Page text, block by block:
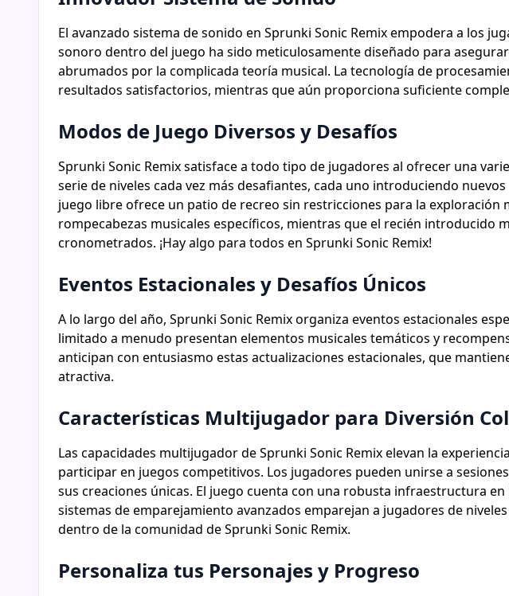
El avanzado sistema de sonido en Sprunki Sonic Remix empodera a los
sonoro dentro del juego ha sido meticulosamente diseñado para
abrumados por la complicada teoría musical. La tecnología de
resultados satisfactorios, mientras que aún proporciona suficiente
Modos de Juego Diversos y Desafíos
Sprunki Sonic Remix satisface a todo tipo de jugadores al ofrecer una
serie de niveles cada vez más desafiantes, cada uno introduciendo
juego libre ofrece un patio de recreo sin restricciones para la
rompecabezas musicales específicos, mientras que el recién
cronometrados. ¡Hay algo para todos en Sprunki Sonic Remix!
Eventos Estacionales y Desafíos Únicos
A lo largo del año, Sprunki Sonic Remix organiza eventos estacionales
limitado a menudo presentan elementos musicales temáticos y
anticipan con entusiasmo estas actualizaciones estacionales, que
atractiva.
Características Multijugador para Diversión
Las capacidades multijugador de Sprunki Sonic Remix elevan la
participar en juegos competitivos. Los jugadores pueden unirse a
sus creaciones únicas. El juego cuenta con una robusta infraestructura
sistemas de emparejamiento avanzados emparejan a jugadores de
dentro de la comunidad de Sprunki Sonic Remix.
Personaliza tus Personajes y Progreso